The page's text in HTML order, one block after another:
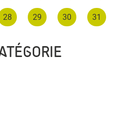
28 29 30 31